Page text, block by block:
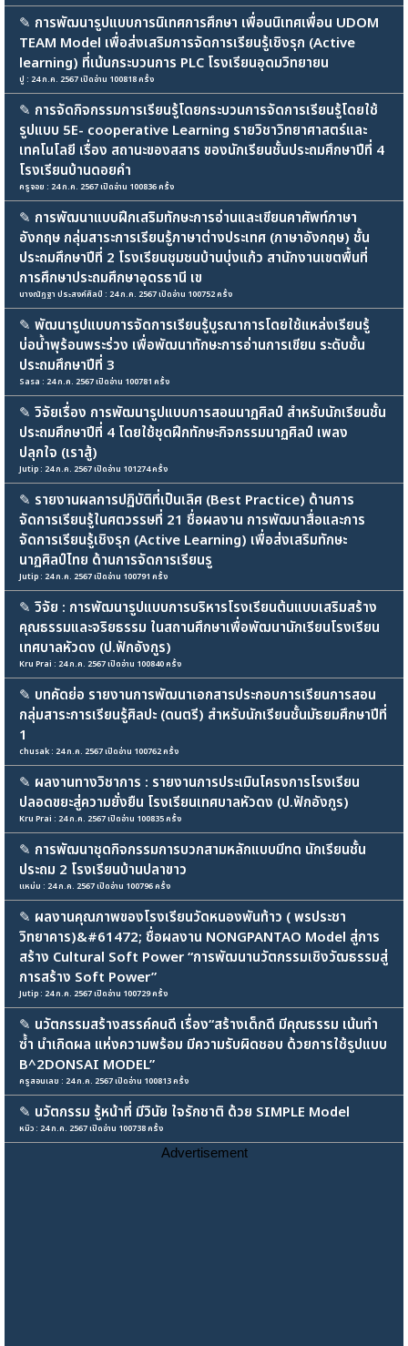
✎ การพัฒนารูปแบบการนิเทศการศึกษา เพื่อนนิเทศเพื่อน UDOM
TEAM Model เพื่อส่งเสริมการจัดการเรียนรู้เชิงรุก (Active
learning) ที่เน้นกระบวนการ PLC โรงเรียนอุดมวิทยายน
ปู : 24 ก.ค. 2567 เปิดอ่าน 100818 ครั้ง
✎ การจัดกิจกรรมการเรียนรู้โดยกระบวนการจัดการเรียนรู้โดยใช้
รูปแบบ 5E- cooperative Learning รายวิชาวิทยาศาสตร์และ
เทคโนโลยี เรื่อง สถานะของสสาร ของนักเรียนชั้นประถมศึกษาปีที่ 4
โรงเรียนบ้านดอยคำ
ครูจอย : 24 ก.ค. 2567 เปิดอ่าน 100836 ครั้ง
✎ การพัฒนาแบบฝึกเสริมทักษะการอ่านและเขียนคาศัพท์ภาษา
อังกฤษ กลุ่มสาระการเรียนรู้ภาษาต่างประเทศ (ภาษาอังกฤษ) ชั้น
ประถมศึกษาปีที่ 2 โรงเรียนชุมชนบ้านบุ่งแก้ว สานักงานเขตพื้นที่
การศึกษาประถมศึกษาอุดรธานี เข
นางณัฏฐา ประสงค์ศิลป์ : 24 ก.ค. 2567 เปิดอ่าน 100752 ครั้ง
✎ พัฒนารูปแบบการจัดการเรียนรู้บูรณาการโดยใช้แหล่งเรียนรู้
บ่อน้ำพุร้อนพระร่วง เพื่อพัฒนาทักษะการอ่านการเขียน ระดับชั้น
ประถมศึกษาปีที่ 3
Sasa : 24 ก.ค. 2567 เปิดอ่าน 100781 ครั้ง
✎ วิจัยเรื่อง การพัฒนารูปแบบการสอนนาฏศิลป์ สำหรับนักเรียนชั้น
ประถมศึกษาปีที่ 4 โดยใช้ชุดฝึกทักษะกิจกรรมนาฏศิลป์ เพลง
ปลุกใจ (เราสู้)
Jutip : 24 ก.ค. 2567 เปิดอ่าน 101274 ครั้ง
✎ รายงานผลการปฏิบัติที่เป็นเลิศ (Best Practice) ด้านการ
จัดการเรียนรู้ในศตวรรษที่ 21 ชื่อผลงาน การพัฒนาสื่อและการ
จัดการเรียนรู้เชิงรุก (Active Learning) เพื่อส่งเสริมทักษะ
นาฏศิลป์ไทย ด้านการจัดการเรียนรู
Jutip : 24 ก.ค. 2567 เปิดอ่าน 100791 ครั้ง
✎ วิจัย : การพัฒนารูปแบบการบริหารโรงเรียนต้นแบบเสริมสร้าง
คุณธรรมและจริยธรรม ในสถานศึกษาเพื่อพัฒนานักเรียนโรงเรียน
เทศบาลหัวดง (ป.ฟักอังกูร)
Kru Prai : 24 ก.ค. 2567 เปิดอ่าน 100840 ครั้ง
✎ บทคัดย่อ รายงานการพัฒนาเอกสารประกอบการเรียนการสอน
กลุ่มสาระการเรียนรู้ศิลปะ (ดนตรี) สำหรับนักเรียนชั้นมัธยมศึกษาปีที่
1
chusak : 24 ก.ค. 2567 เปิดอ่าน 100762 ครั้ง
✎ ผลงานทางวิชาการ : รายงานการประเมินโครงการโรงเรียน
ปลอดขยะสู่ความยั่งยืน โรงเรียนเทศบาลหัวดง (ป.ฟักอังกูร)
Kru Prai : 24 ก.ค. 2567 เปิดอ่าน 100835 ครั้ง
✎ การพัฒนาชุดกิจกรรมการบวกสามหลักแบบมีทด นักเรียนชั้น
ประถม 2 โรงเรียนบ้านปลาขาว
แหม่ม : 24 ก.ค. 2567 เปิดอ่าน 100796 ครั้ง
✎ ผลงานคุณภาพของโรงเรียนวัดหนองพันท้าว ( พรประชา
วิทยาคาร)&#61472; ชื่อผลงาน NONGPANTAO Model สู่การ
สร้าง Cultural Soft Power “การพัฒนานวัตกรรมเชิงวัฒธรรมสู่
การสร้าง Soft Power”
Jutip : 24 ก.ค. 2567 เปิดอ่าน 100729 ครั้ง
✎ นวัตกรรมสร้างสรรค์คนดี เรื่อง“สร้างเด็กดี มีคุณธรรม เน้นทำ
ซ้ำ นำเกิดผล แห่งความพร้อม มีความรับผิดชอบ ด้วยการใช้รูปแบบ
B^2DONSAI MODEL”
ครูสอนเลข : 24 ก.ค. 2567 เปิดอ่าน 100813 ครั้ง
✎ นวัตกรรม รู้หน้าที่ มีวินัย ใจรักชาติ ด้วย SIMPLE Model
หมิว : 24 ก.ค. 2567 เปิดอ่าน 100738 ครั้ง
Advertisement